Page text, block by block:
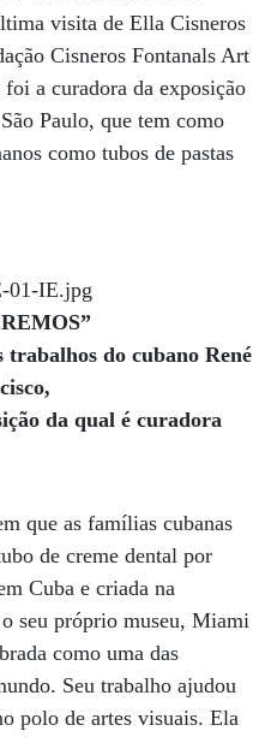
visita de Ella Cisneros
Cisneros Fontanals Art
a curadora da exposição
Paulo, que tem como
como tubos de pastas
do cubano René
da qual é curadora
que as famílias cubanas
de creme dental por
Cuba e criada na
seu próprio museu, Miami
como uma das
Seu trabalho ajudou
polo de artes visuais. Ela